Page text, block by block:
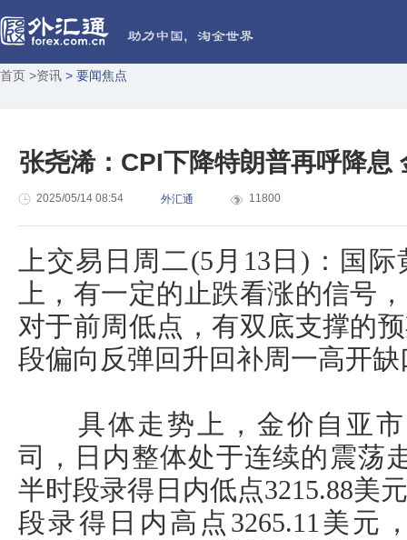
首页 >资讯 > 要闻焦点
张尧浠：CPI下降特朗普再呼降息
2025/05/14 08:54 外汇通 11800
上交易日周二(5月13日)：国
上，有一定的止跌看涨的信号
对于前周低点，有双底支撑的
段偏向反弹回升回补周一高开
具体走势上，金价自亚市
司，日内整体处于连续的震荡
半时段录得日内低点3215.88美
段录得日内高点3265.11美元